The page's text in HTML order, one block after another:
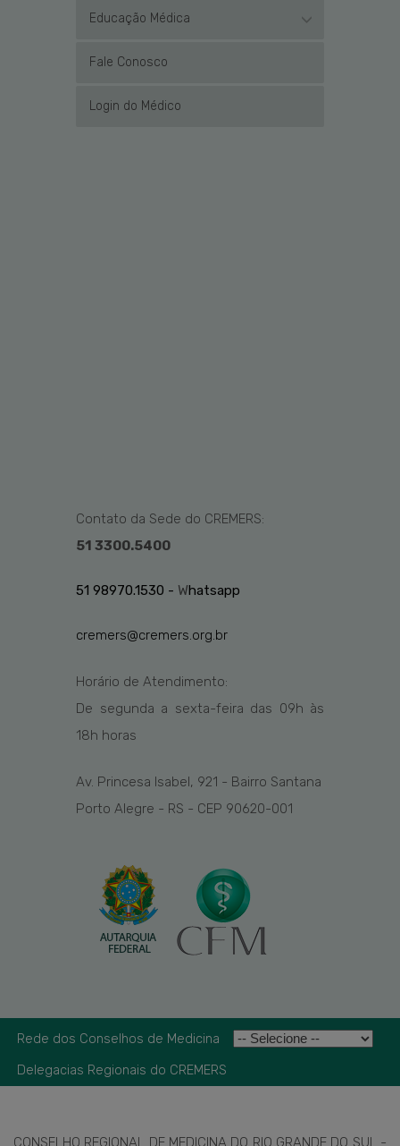
Educação Médica
Fale Conosco
Login do Médico
Contato da Sede do CREMERS:
51 3300.5400
51 98970.1530 - Whatsapp
cremers@cremers.org.br
Horário de Atendimento:
De segunda a sexta-feira das 09h às
18h horas
Av. Princesa Isabel, 921 - Bairro Santana
Porto Alegre - RS - CEP 90620-001
Rede dos Conselhos de Medicina
Delegacias Regionais do CREMERS
CONSELHO REGIONAL DE MEDICINA DO RIO GRANDE DO SUL -